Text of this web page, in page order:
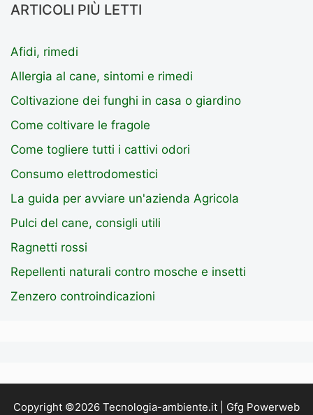
ARTICOLI PIÙ LETTI
Afidi, rimedi
Allergia al cane, sintomi e rimedi
Coltivazione dei funghi in casa o giardino
Come coltivare le fragole
Come togliere tutti i cattivi odori
Consumo elettrodomestici
La guida per avviare un'azienda Agricola
Pulci del cane, consigli utili
Ragnetti rossi
Repellenti naturali contro mosche e insetti
Zenzero controindicazioni
Copyright ©2026 Tecnologia-ambiente.it | Gfg Powerweb